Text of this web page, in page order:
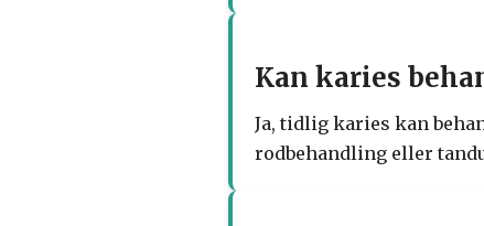
Kan karies
Ja, tidlig karies kan
rodbehandling eller